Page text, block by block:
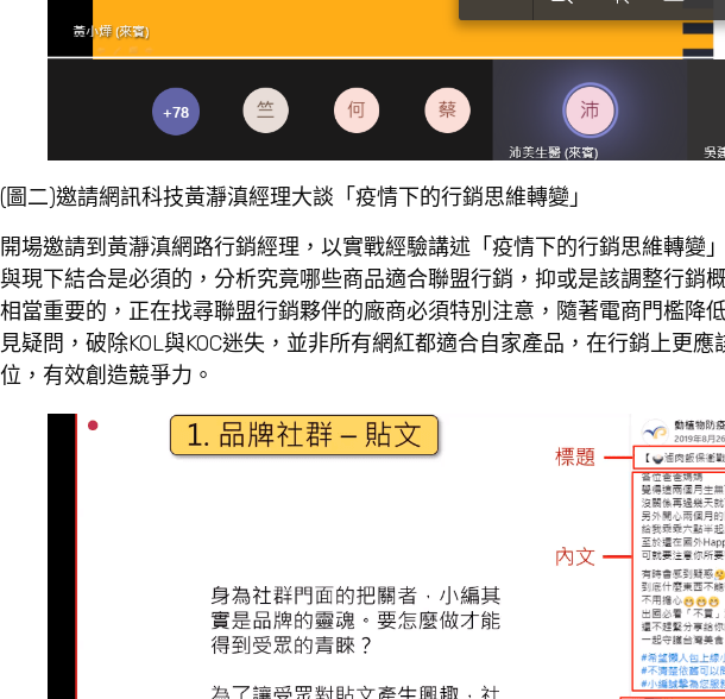
(圖二)邀請網訊科技黃瀞滇經理大談「疫情下的行銷思維轉變」
開場邀請到黃瀞滇網路行銷經理，以實戰經驗講述「疫情下的行銷思維轉變
與現下結合是必須的，分析究竟哪些商品適合聯盟行銷，抑或是該調整行銷
相當重要的，正在找尋聯盟行銷夥伴的廠商必須特別注意，隨著電商門檻降
見疑問，破除KOL與KOC迷失，並非所有網紅都適合自家產品，在行銷上更
位，有效創造競爭力。